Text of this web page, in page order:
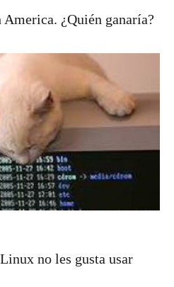
¿Quién ganaría?
no les gusta usar